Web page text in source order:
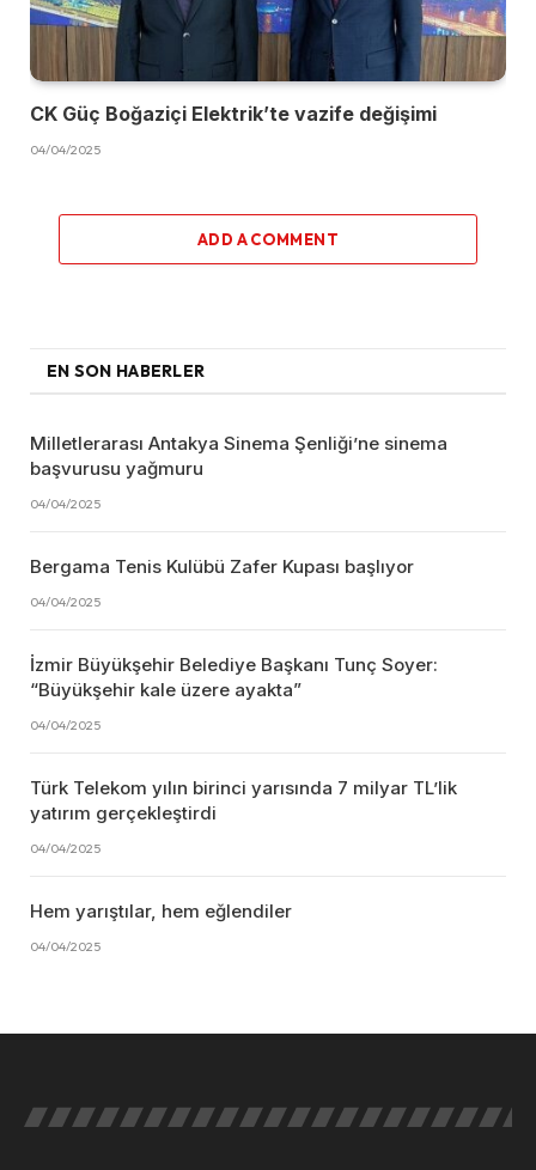
CK Güç Boğaziçi Elektrik’te vazife değişimi
04/04/2025
ADD A COMMENT
EN SON HABERLER
Milletlerarası Antakya Sinema Şenliği’ne sinema
başvurusu yağmuru
04/04/2025
Bergama Tenis Kulübü Zafer Kupası başlıyor
04/04/2025
İzmir Büyükşehir Belediye Başkanı Tunç Soyer:
“Büyükşehir kale üzere ayakta”
04/04/2025
Türk Telekom yılın birinci yarısında 7 milyar TL’lik
yatırım gerçekleştirdi
04/04/2025
Hem yarıştılar, hem eğlendiler
04/04/2025